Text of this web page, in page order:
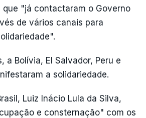
que "já contactaram o Governo
de vários canais para
a Bolívia, El Salvador, Peru e
a solidariedade.
Luiz Inácio Lula da Silva,
e consternação" com os